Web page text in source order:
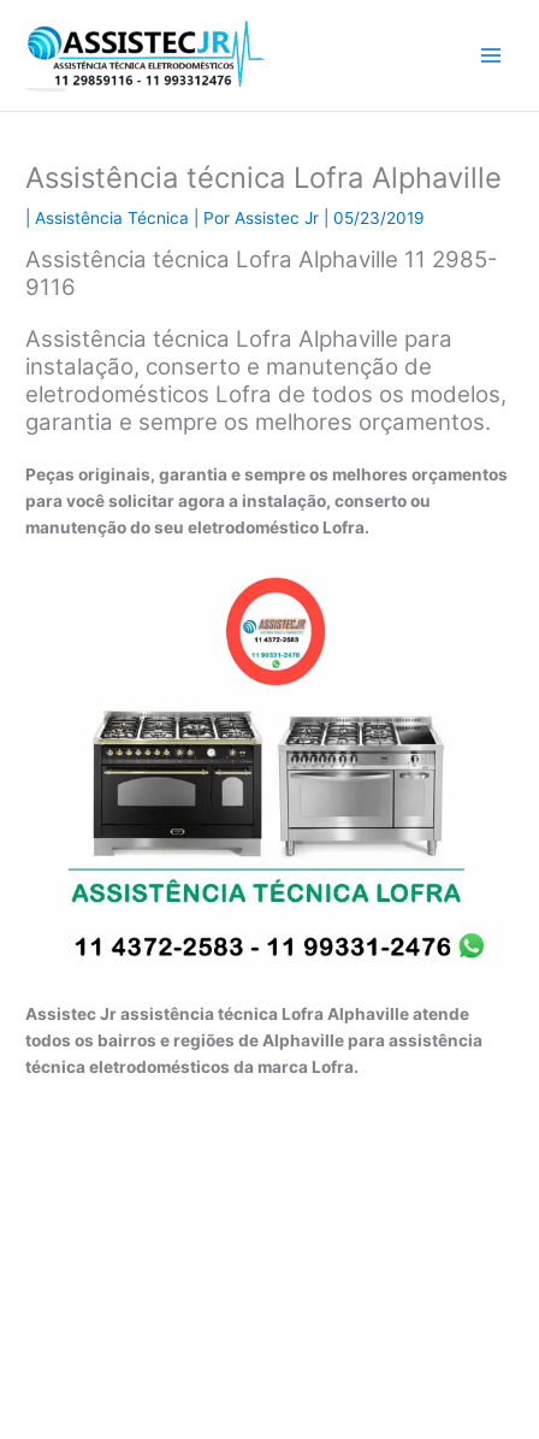
para
conteúdo
Assistência técnica Lofra Alphaville
|Assistência Técnica | PorAssistec Jr |05/23/2019
Assistência técnica Lofra Alphaville 11 2985-
9116
Assistência técnica Lofra Alphaville para
instalação, conserto e manutenção de
eletrodomésticos Lofra de todos os modelos,
garantia e sempre os melhores orçamentos.
Peças originais, garantia e sempre os melhores orçamentos
para você solicitar agora a instalação, conserto ou
manutenção do seu eletrodoméstico Lofra.
Assistec Jr assistência técnica Lofra Alphaville atende
todos os bairros e regiões de Alphaville para assistência
técnica eletrodomésticos da marca Lofra.